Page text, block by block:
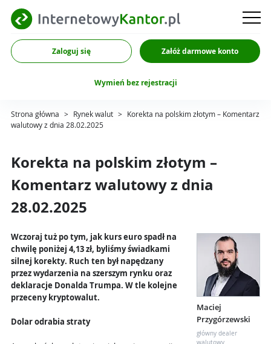
Zaloguj się Załóż darmowe konto
Wymień bez rejestracji
Strona główna > Rynek walut > Korekta na polskim złotym – Komentarz
walutowy z dnia 28.02.2025
Korekta na polskim złotym –
Komentarz walutowy z dnia
28.02.2025
Maciej
Przygórzewski
główny dealer
Wczoraj tuż po tym, jak kurs euro spadł na
chwilę poniżej 4,13 zł, byliśmy świadkami
silnej korekty. Ruch ten był napędzany
przez wydarzenia na szerszym rynku oraz
deklaracje Donalda Trumpa. W tle kolejne
przeceny kryptowalut.
Dolar odrabia straty